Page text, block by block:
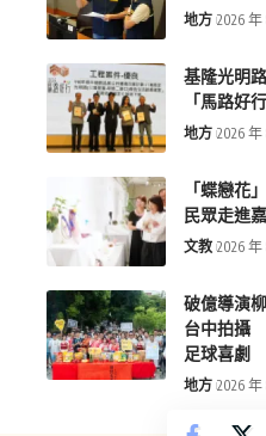
地方 2026 年
基隆光明
「馬路好
地方 2026 年
「蝶戀花
民眾走進
文教 2026 年
破億導演
台中拍攝
足球喜劇
地方 2026 年